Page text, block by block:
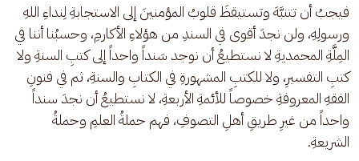
فيجبُ أن تتنبَّهَ وتستيقظَ قلوبُ المؤمنينَ إلى الاستجابةِ لِنداءِ اللهِ
ورسولِهِ، ولن نجدَ أقوى في السندِ من هؤلاءِ الأكارمِ، وحسبُنا أننا في
المِلَّةِ المحمديةِ لا نستطيعُ أن نوجد سَنداً واحداً إلى كتبِ السنةِ ولا
كتبِ التفسيرِ، ولا للكتبِ المشهورةِ في الكتابِ والسنةِ، ثم في فنونِ
الفقهِ المعروفةِ خصوصاً للأئمةِ الأربعةِ، لا نستطيعُ أن نجدَ سنداً
واحداً من غيرِ طريقِ أهلِ التصوفِ، فهم حملةُ العلمِ وحملةُ
الشريعةِ.